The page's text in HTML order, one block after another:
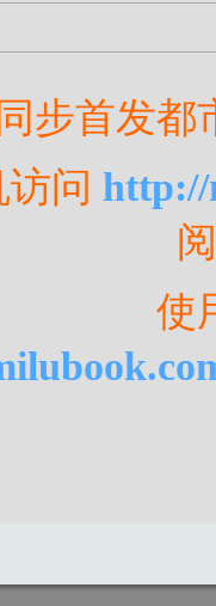
步首发都
问 http://
使